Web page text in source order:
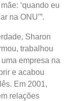
‘quando eu
na ONU’”.
Sharon
trabalhou
empresa na
e acabou
Em 2001,
relações